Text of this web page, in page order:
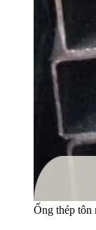
Ống thép tôn